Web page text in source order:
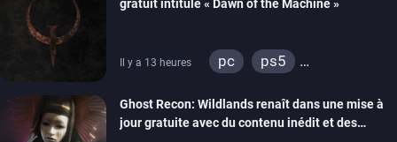
gratuit intitulé « Dawn of the Machine »
Il y a 13 heures pc
ps5
ps4
xbox one
nintendo 64
Ghost Recon: Wildlands renaît dans une mise à
jour gratuite avec du contenu inédit et des